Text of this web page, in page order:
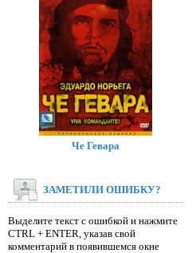
Че Гевара
ЗАМЕТИЛИ ОШИБКУ?
Выделите текст с ошибкой и нажмите
CTRL + ENTER, указав свой
комментарий в появившемся окне